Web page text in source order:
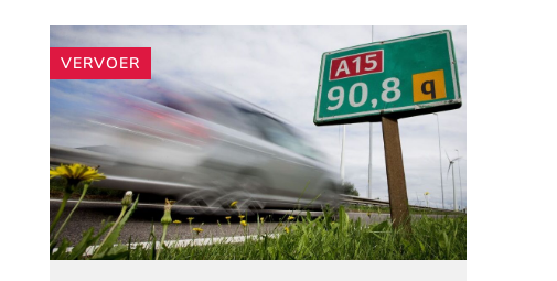
(opent
mailprogramma)
VERVOER